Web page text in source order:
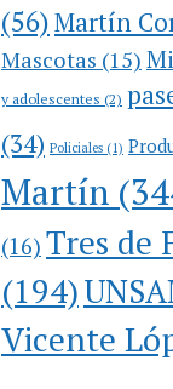
(56)Martín
Mascotas (15)
y adolescentes (2)
(34) Policiales (1)
Martín
(16) Tres de
(194)
Vicente